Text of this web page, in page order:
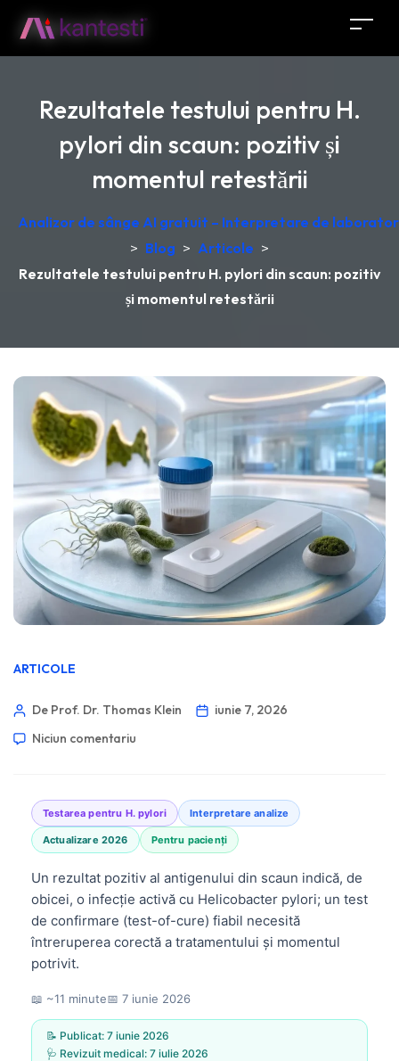
Rezultatele testului pentru H.
pylori din scaun: pozitiv și
momentul retestării
Analizor de sânge AI gratuit – Interpretare de
> Blog > Articole >
Rezultatele testului pentru H. pylori din scaun: pozitiv
și momentul retestării
ARTICOLE
De Prof. Dr. Thomas Klein
iunie 7, 2026
Niciun comentariu
Testarea pentru H. pylori Interpretare analize
Actualizare 2026 Pentru pacienți
Un rezultat pozitiv al antigenului din scaun indică, de
obicei, o infecție activă cu Helicobacter pylori; un test
de confirmare (test-of-cure) fiabil necesită
întreruperea corectă a tratamentului și momentul
potrivit.
📖 ~11 minute📅 7 iunie 2026
📝 Publicat: 7 iunie 2026
🩺 Revizuit medical: 7 iulie 2026